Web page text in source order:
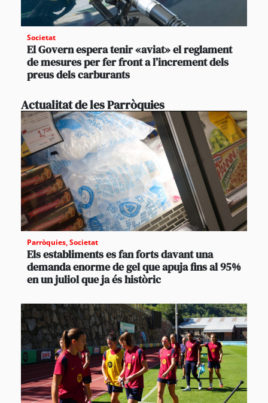
Societat
El Govern espera tenir «aviat» el reglament
de mesures per fer front a l’increment dels
preus dels carburants
Actualitat de les Parròquies
Parròquies,Societat
Els establiments es fan forts davant una
demanda enorme de gel que apuja fins al 95%
en un juliol que ja és històric